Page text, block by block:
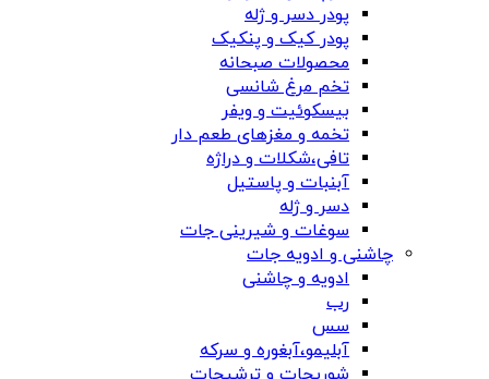
پودر دسر و ژله
پودر کیک و پنکیک
محصولات صبحانه
تخم مرغ شانسی
بیسکوئیت و ویفر
تخمه و مغزهای طعم دار
تافی،شکلات و دراژه
آبنبات و پاستیل
دسر و ژله
سوغات و شیرینی جات
چاشنی و ادویه جات
ادویه و چاشنی
رب
سس
آبلیمو،آبغوره و سرکه